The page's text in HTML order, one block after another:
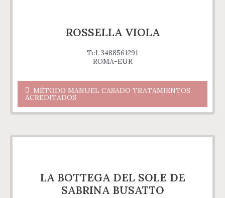
ROSSELLA VIOLA
Tel. 3488561291
ROMA-EUR
MÉTODO MANUEL CASADO TRATAMIENTOS
ACREDITADOS
LA BOTTEGA DEL SOLE DE
SABRINA BUSATTO